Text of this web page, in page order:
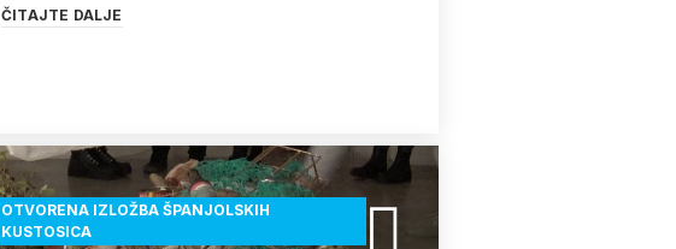
ČITAJTE DALJE
OTVORENA IZLOŽBA ŠPANJOLSKIH
KUSTOSICA